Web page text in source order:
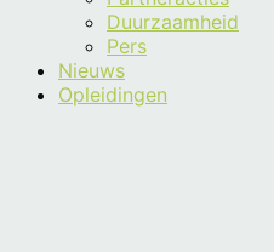
Duurzaamheid
Pers
Nieuws
Opleidingen